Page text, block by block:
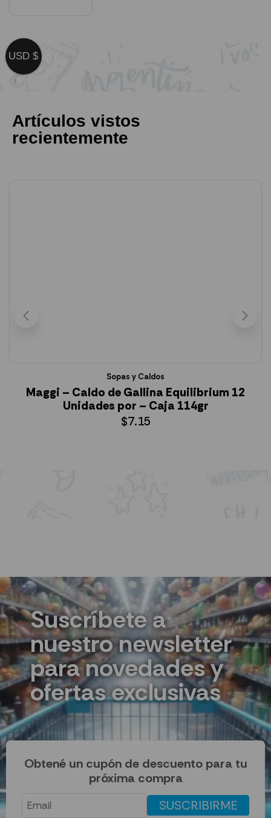
Artículos vistos
recientemente
Sopas y Caldos
Maggi – Caldo de Gallina Equilibrium 12
Unidades por – Caja 114gr
$7.15
Suscríbete a
nuestro newsletter
para novedades y
ofertas exclusivas
Obtené un cupón de descuento para tu
próxima compra
SUSCRIBIRME
USD $